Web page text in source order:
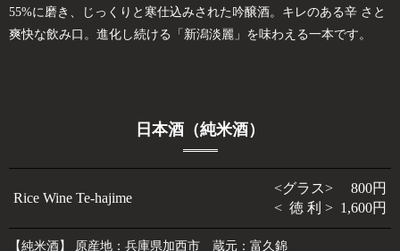
55%に磨き、じっくりと寒仕込みされた吟醸酒。キレのある辛 さと
爽快な飲み口。進化し続ける「新潟淡麗」を味わえる一本です。
日本酒（純米酒）
Rice Wine Te-hajime
<グラス> 800円
< 徳 利 > 1,600円
【純米酒】 原産地：兵庫県加西市 蔵元：富久錦